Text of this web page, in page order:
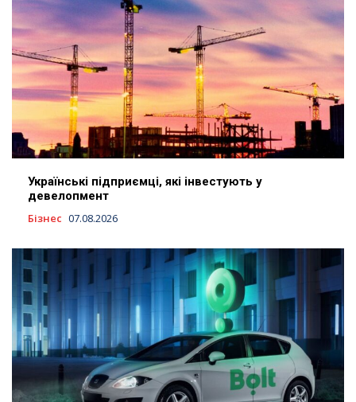
Українські підприємці, які інвестують у
девелопмент
Бізнес 07.08.2026